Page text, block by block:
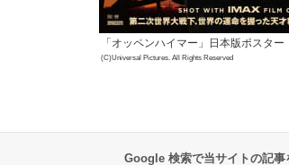
「オッペンハイマー」日本版ポスター
(C)Universal Pictures. All Rights Reserved
Google 検索で当サイトの記事